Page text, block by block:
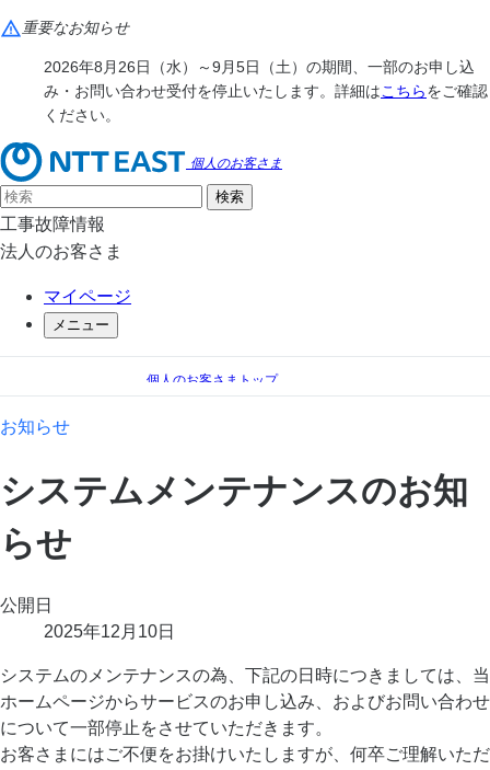
重要なお知らせ
2026年8月26日（水）～9月5日（土）の期間、一部のお申し込
み・お問い合わせ受付を停止いたします。詳細はこちらをご確認
ください。
個人のお客さま
工事故障情報
法人のお客さま
マイページ
メニュー
個人のお客さまトップ
お知らせ
お知らせ
システムメンテナンスのお知
らせ
公開日
2025年12月10日
システムのメンテナンスの為、下記の日時につきましては、当
ホームページからサービスのお申し込み、およびお問い合わせ
について一部停止をさせていただきます。
お客さまにはご不便をお掛けいたしますが、何卒ご理解いただ